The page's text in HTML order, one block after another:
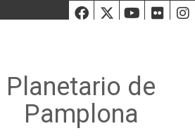
Facebook
Twiiter
Planetario de
Pamplona